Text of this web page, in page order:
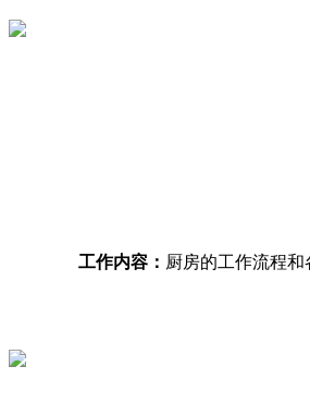
工作内容： 厨房的工作流程